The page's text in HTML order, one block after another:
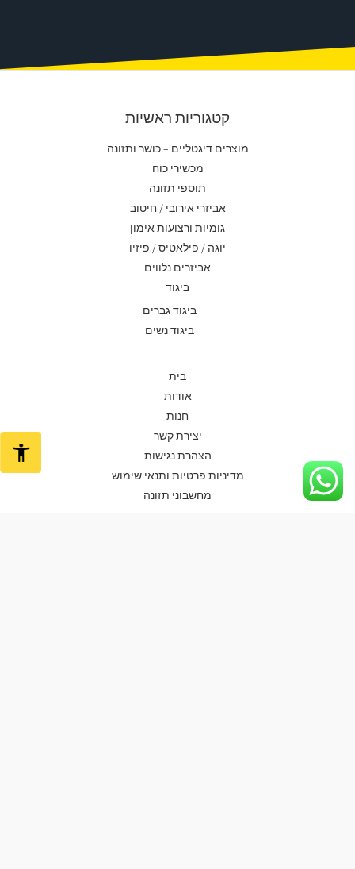
קטגוריות ראשיות
מוצרים דיגטליים – כושר ותזונה
מכשירי כוח
תוספי תזונה
אביזרי אירובי / חיטוב
גומיות ורצועות אימון
יוגה / פילאטיס / פיזיו
אביזרים נלווים
ביגוד
ביגוד גברים
ביגוד נשים
בית
אודות
חנות
יצירת קשר
הצהרת נגישות
מדיניות פרטיות ותנאי שימוש
מחשבוני תזונה